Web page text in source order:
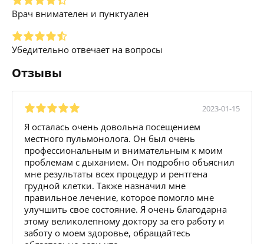
Врач внимателен и пунктуален
Убедительно отвечает на вопросы
Отзывы
2023-01-15
Я осталась очень довольна посещением
местного пульмонолога. Он был очень
профессиональным и внимательным к моим
проблемам с дыханием. Он подробно объяснил
мне результаты всех процедур и рентгена
грудной клетки. Также назначил мне
правильное лечение, которое помогло мне
улучшить свое состояние. Я очень благодарна
этому великолепному доктору за его работу и
заботу о моем здоровье, обращайтесь